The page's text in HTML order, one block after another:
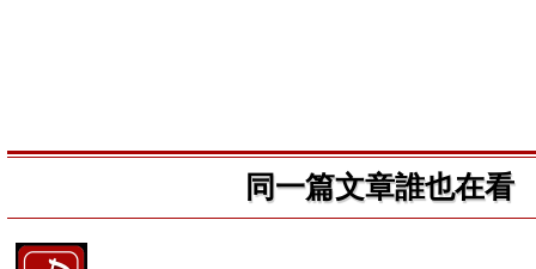
同一篇文章誰也在看